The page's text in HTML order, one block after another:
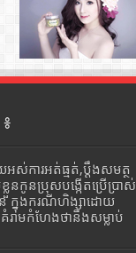
អស់ការអត់ធ្មត់,ប្ដឹងសមត្ថ
ខ្លួនកូនប្រុសបង្កើតប្រើប្រាស់
ក្នុងករណីហិង្សាដោយ
រាមកំហែងថានឹងសម្លាប់